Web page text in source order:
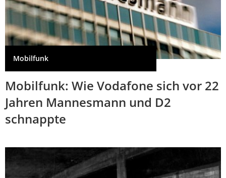
Mobilfunk
Mobilfunk: Wie Vodafone sich vor 22
Jahren Mannesmann und D2
schnappte